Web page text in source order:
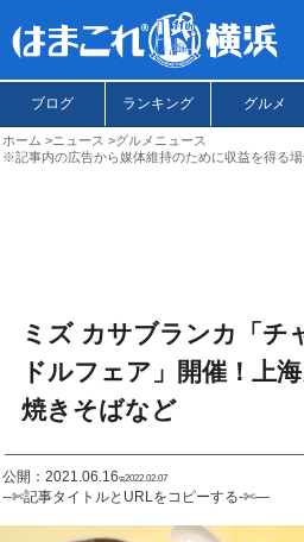
ブログ ランキング グルメ
ホーム ニュース
グルメニュース
※記事内の広告から媒体維持のために収益を得る
ミズ カサブランカ「チ
ドルフェア」開催！上
焼きそばなど
公開：2021.06.16ಇ2022.02.07
--✄記事タイトルとURLをコピーする-✄—